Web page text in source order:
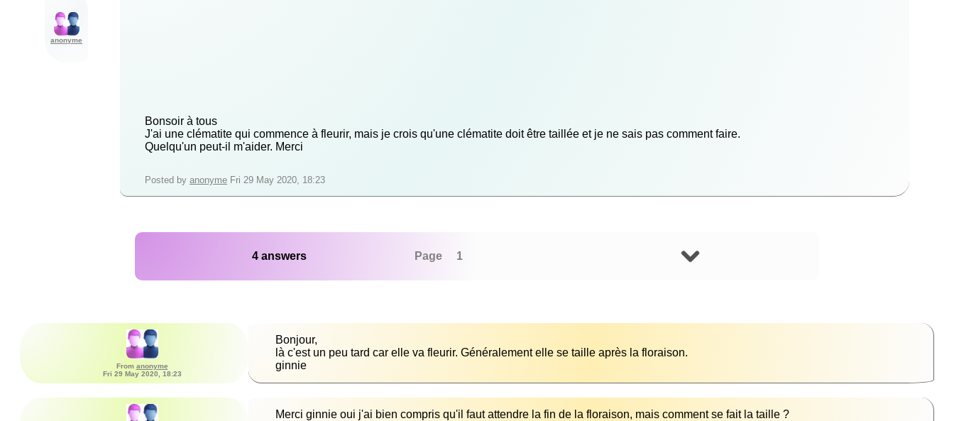
anonyme
Bonsoir à tous
J'ai une clématite qui commence à fleurir, mais je crois qu'une clématite doit être taillée et je ne sais pas comment faire.
Quelqu'un peut-il m'aider. Merci
Posted byanonyme Fri 29 May 2020, 18:23
4 answers Page 1
From anonyme
Fri 29 May 2020, 18:23
ginnie
Merci ginnie oui j'ai bien compris qu'il faut attendre la fin de la floraison, mais comment se fait la taille ?